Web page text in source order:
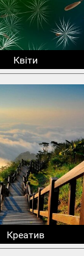
Квіти
Креатив